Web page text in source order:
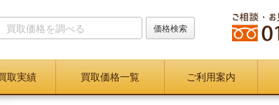
取実績 買取価格一覧 ご利用案内